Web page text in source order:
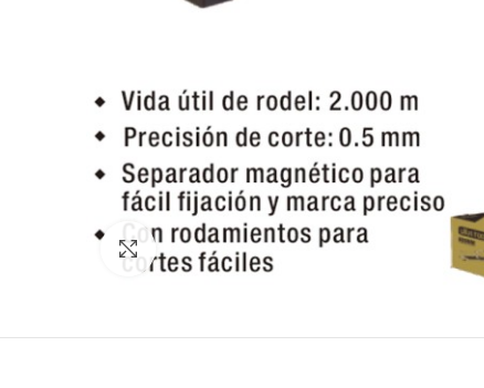
Click para agrandar